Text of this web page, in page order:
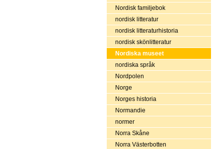
Nordisk familjebok
nordisk litteratur
nordisk litteraturhistoria
nordisk skönlitteratur
Nordiska museet
nordiska språk
Nordpolen
Norge
Norges historia
Normandie
normer
Norra Skåne
Norra Västerbotten